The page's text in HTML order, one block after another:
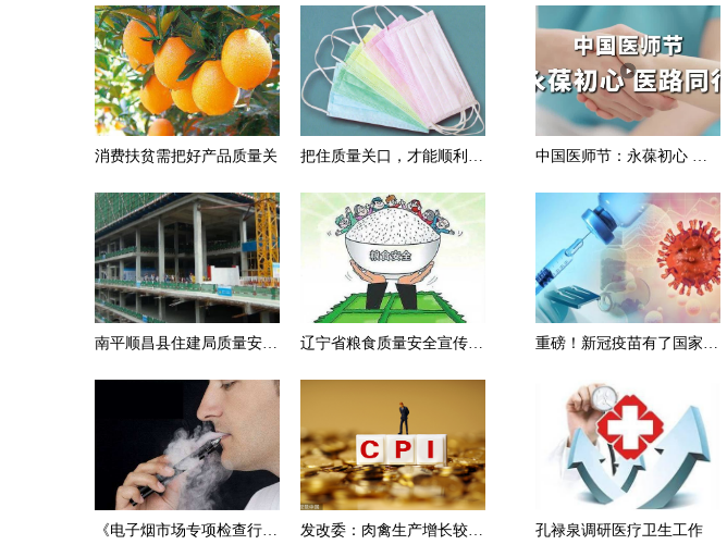
消费扶贫需把好产品质量关
把住质量关口，才能顺利出
南平顺昌县住建局质量安全
辽宁省粮食质量安全宣传周
《电子烟市场专项检查行动
发改委：肉禽生产增长较快
中国医师节：永葆初心 医
重磅！新冠疫苗有了国家技
孔禄泉调研医疗卫生工作